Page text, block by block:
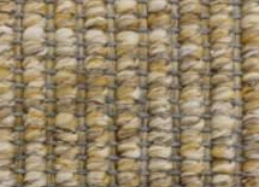
Teppich Schwarz